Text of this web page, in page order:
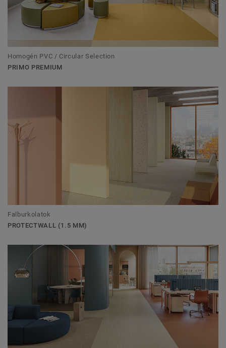
Homogén PVC / Circular Selection
PRIMO PREMIUM
Falburkolatok
PROTECTWALL (1.5 MM)